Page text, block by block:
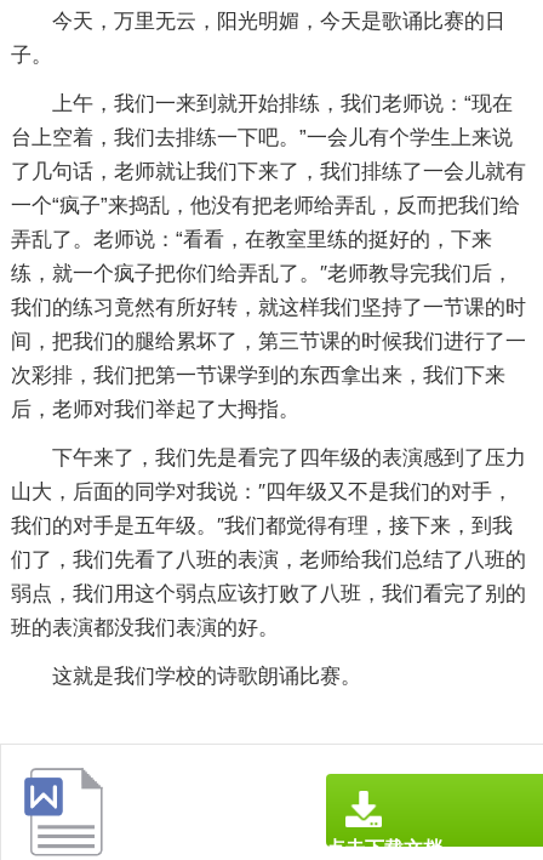
今天，万里无云，阳光明媚，今天是歌诵比赛的日
子。
上午，我们一来到就开始排练，我们老师说：“现在
台上空着，我们去排练一下吧。”一会儿有个学生上来说
了几句话，老师就让我们下来了，我们排练了一会儿就有
一个“疯子”来捣乱，他没有把老师给弄乱，反而把我们给
弄乱了。老师说：“看看，在教室里练的挺好的，下来
练，就一个疯子把你们给弄乱了。″老师教导完我们后，
我们的练习竟然有所好转，就这样我们坚持了一节课的时
间，把我们的腿给累坏了，第三节课的时候我们进行了一
次彩排，我们把第一节课学到的东西拿出来，我们下来
后，老师对我们举起了大拇指。
下午来了，我们先是看完了四年级的表演感到了压力
山大，后面的同学对我说：″四年级又不是我们的对手，
我们的对手是五年级。″我们都觉得有理，接下来，到我
们了，我们先看了八班的表演，老师给我们总结了八班的
弱点，我们用这个弱点应该打败了八班，我们看完了别的
班的表演都没我们表演的好。
这就是我们学校的诗歌朗诵比赛。
点击下载文档